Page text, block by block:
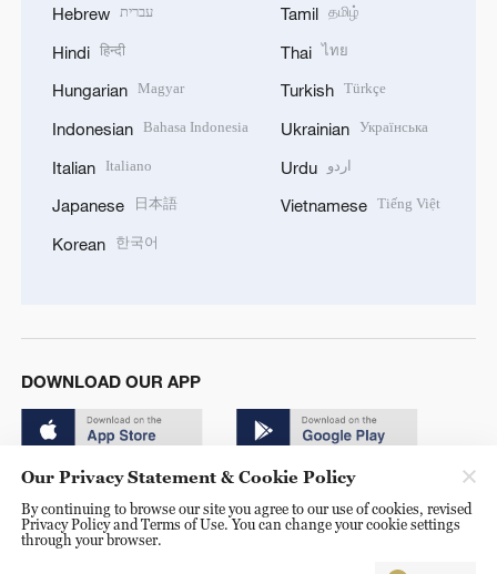
Hebrew עברית
Hindi हिन्दी
Hungarian Magyar
Indonesian Bahasa Indonesia
Italian Italiano
Japanese 日本語
Korean 한국어
Tamil தமிழ்
Thai ไทย
Turkish Türkçe
Ukrainian Українська
Urdu اردو
Vietnamese Tiếng Việt
DOWNLOAD OUR APP
© China Radio International.CRI. All Rights Reserved. 16A
Our Privacy Statement & Cookie Policy
By continuing to browse our site you agree to our use of cookies, revised
Privacy Policy and Terms of Use. You can change your cookie settings
through your browser.